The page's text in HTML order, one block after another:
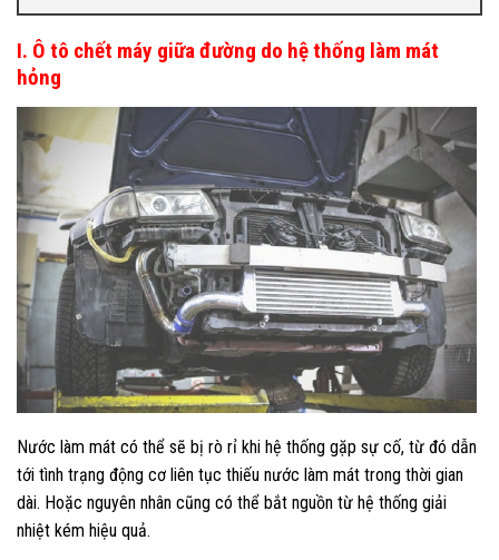
I. Ô tô chết máy giữa đường do hệ thống làm mát
hỏng
Nước làm mát có thể sẽ bị rò rỉ khi hệ thống gặp sự cố, từ đó dẫn
tới tình trạng động cơ liên tục thiếu nước làm mát trong thời gian
dài. Hoặc nguyên nhân cũng có thể bắt nguồn từ hệ thống giải
nhiệt kém hiệu quả.